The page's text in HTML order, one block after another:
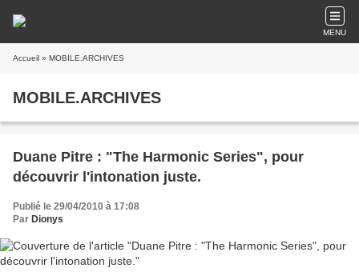
MENU
Accueil » MOBILE.ARCHIVES
MOBILE.ARCHIVES
Duane Pitre : "The Harmonic Series", pour
découvrir l'intonation juste.
Publié le 29/04/2010 à 17:08
Par Dionys